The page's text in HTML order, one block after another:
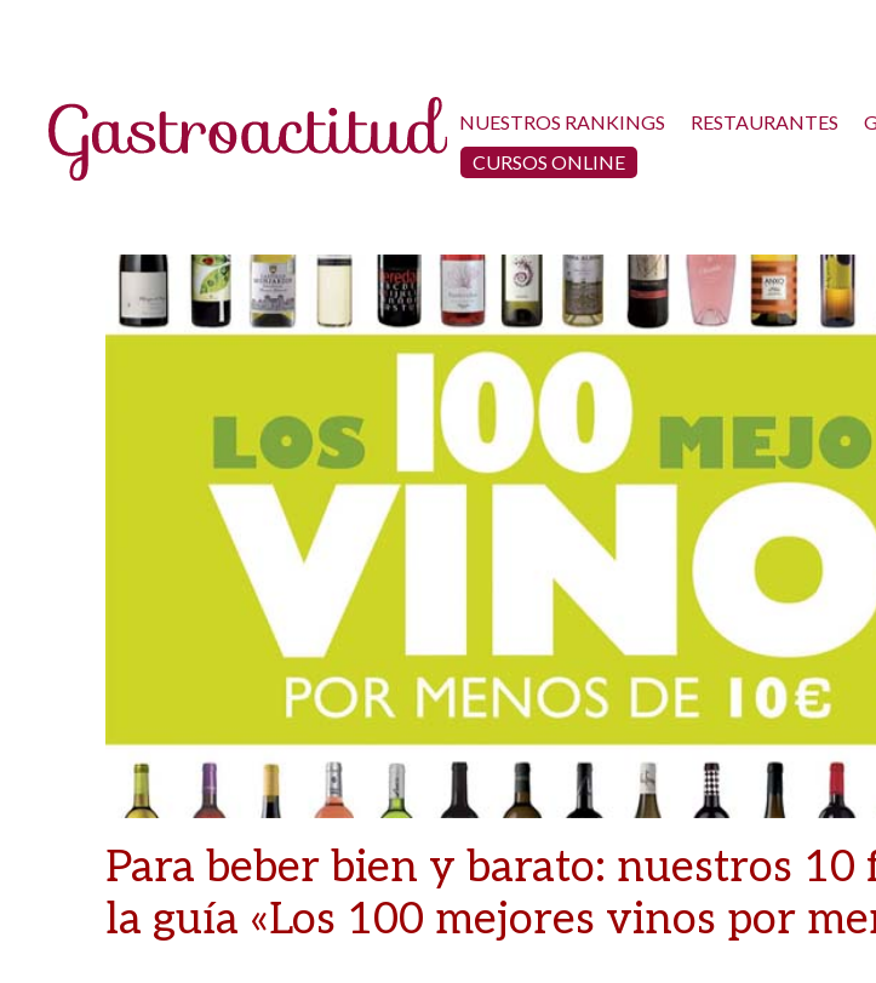
NUESTROS RANKINGS RESTAURANTES
CURSOS ONLINE
Para beber bien y barato: nuestros 10
la guía «Los 100 mejores vinos por